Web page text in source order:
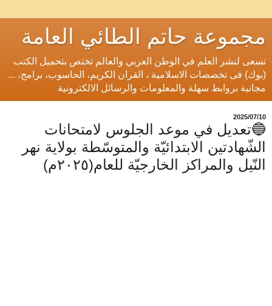
مجموعة حاتم الطائي العامة
تسعى لنشر العلم في الوطن العربي والعالم تختص بتحميل الكتب
(بوك) فى تخصصات الاسلامية ، القران الكريم، الحاسوب، برامج، ...
مجانية بروابط سهلة والمعلومات والرسائل الالكترونية
10‏/07‏/2025
🔵تعديل في موعد الجلوس لامتحانات
الشّهادتين الابتدائيّة والمتوسّطة بولاية نهر
النّيل والمراكز الخارجيّة للعام(٢٠٢٥م)